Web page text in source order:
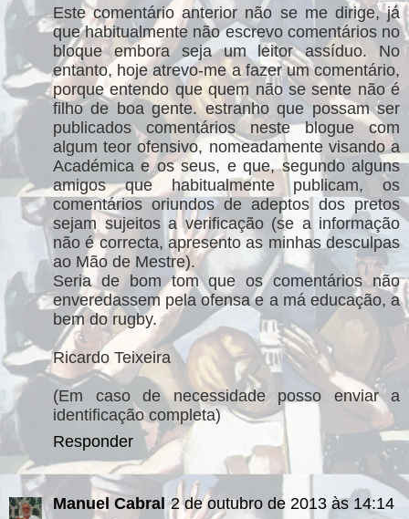
Este comentário anterior não se me dirige, já
que habitualmente não escrevo comentários no
bloque embora seja um leitor assíduo. No
entanto, hoje atrevo-me a fazer um comentário,
porque entendo que quem não se sente não é
filho de boa gente. estranho que possam ser
publicados comentários neste blogue com
algum teor ofensivo, nomeadamente visando a
Académica e os seus, e que, segundo alguns
amigos que habitualmente publicam, os
comentários oriundos de adeptos dos pretos
sejam sujeitos a verificação (se a informação
não é correcta, apresento as minhas desculpas
ao Mão de Mestre).
Seria de bom tom que os comentários não
enveredassem pela ofensa e a má educação, a
bem do rugby.
Ricardo Teixeira
(Em caso de necessidade posso enviar a
identificação completa)
Responder
Manuel Cabral 2 de outubro de 2013 às 14:14